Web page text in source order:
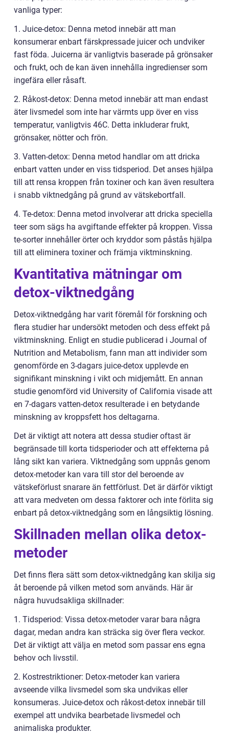
vanliga typer:
1. Juice-detox: Denna metod innebär att man
konsumerar enbart färskpressade juicer och undviker
fast föda. Juicerna är vanligtvis baserade på grönsaker
och frukt, och de kan även innehålla ingredienser som
ingefära eller råsaft.
2. Råkost-detox: Denna metod innebär att man endast
äter livsmedel som inte har värmts upp över en viss
temperatur, vanligtvis 46C. Detta inkluderar frukt,
grönsaker, nötter och frön.
3. Vatten-detox: Denna metod handlar om att dricka
enbart vatten under en viss tidsperiod. Det anses hjälpa
till att rensa kroppen från toxiner och kan även resultera
i snabb viktnedgång på grund av vätskebortfall.
4. Te-detox: Denna metod involverar att dricka speciella
teer som sägs ha avgiftande effekter på kroppen. Vissa
te-sorter innehåller örter och kryddor som påstås hjälpa
till att eliminera toxiner och främja viktminskning.
Kvantitativa mätningar om
detox-viktnedgång
Detox-viktnedgång har varit föremål för forskning och
flera studier har undersökt metoden och dess effekt på
viktminskning. Enligt en studie publicerad i Journal of
Nutrition and Metabolism, fann man att individer som
genomförde en 3-dagars juice-detox upplevde en
signifikant minskning i vikt och midjemått. En annan
studie genomförd vid University of California visade att
en 7-dagars vatten-detox resulterade i en betydande
minskning av kroppsfett hos deltagarna.
Det är viktigt att notera att dessa studier oftast är
begränsade till korta tidsperioder och att effekterna på
lång sikt kan variera. Viktnedgång som uppnås genom
detox-metoder kan vara till stor del beroende av
vätskeförlust snarare än fettförlust. Det är därför viktigt
att vara medveten om dessa faktorer och inte förlita sig
enbart på detox-viktnedgång som en långsiktig lösning.
Skillnaden mellan olika detox-
metoder
Det finns flera sätt som detox-viktnedgång kan skilja sig
åt beroende på vilken metod som används. Här är
några huvudsakliga skillnader:
1. Tidsperiod: Vissa detox-metoder varar bara några
dagar, medan andra kan sträcka sig över flera veckor.
Det är viktigt att välja en metod som passar ens egna
behov och livsstil.
2. Kostrestriktioner: Detox-metoder kan variera
avseende vilka livsmedel som ska undvikas eller
konsumeras. Juice-detox och råkost-detox innebär till
exempel att undvika bearbetade livsmedel och
animaliska produkter.